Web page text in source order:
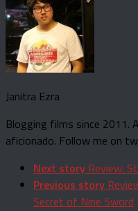
Janitra Ezra
Blogging films since 2011.
aficionado. Follow me on
Next story Review:
Previous story
Secret of Nine Sword